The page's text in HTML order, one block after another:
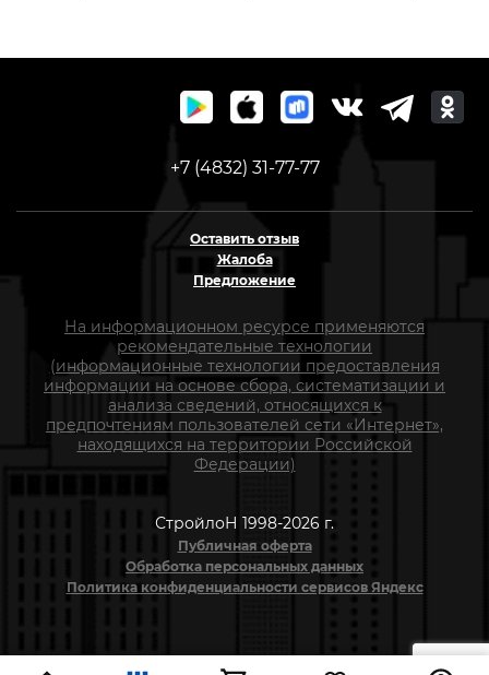
+7 (4832) 31-77-77
Оставить отзыв
Жалоба
Предложение
На информационном ресурсе применяются
рекомендательные технологии
(информационные технологии предоставления
информации на основе сбора, систематизации и
анализа сведений, относящихся к
предпочтениям пользователей сети «Интернет»,
находящихся на территории Российской
Федерации)
СтройлоН 1998-2026 г.
Публичная оферта
Обработка персональных данных
Политика конфиденциальности сервисов Яндекс